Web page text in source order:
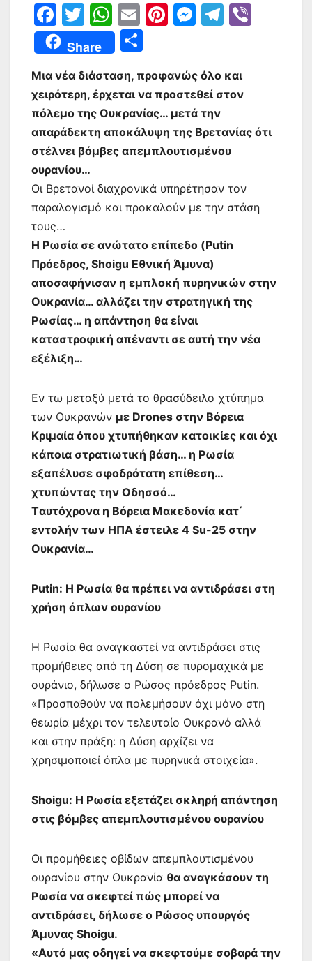
F
a
c
e
b
o
o
k
T
w
itt
er
W
h
at
s
A
p
p
E
m
ai
l
Pi
e
st
M
s
e
n
g
T
gr
a
m
Share
ρ
α
σ
τε
ε
Μια νέα διάσταση, προφανώς όλο και
χειρότερη, έρχεται να προστεθεί στον
πόλεμο της Ουκρανίας… μετά την
απαράδεκτη αποκάλυψη της Βρετανίας ότι
στέλνει βόμβες απεμπλουτισμένου
ουρανίου…
Οι Βρετανοί διαχρονικά υπηρέτησαν τον
παραλογισμό και προκαλούν με την στάση
τους…
Η Ρωσία σε ανώτατο επίπεδο (Putin
Πρόεδρος, Shoigu Εθνική Άμυνα)
αποσαφήνισαν η εμπλοκή πυρηνικών στην
Ουκρανία… αλλάζει την στρατηγική της
Ρωσίας… η απάντηση θα είναι
καταστροφική απέναντι σε αυτή την νέα
εξέλιξη…
Εν τω μεταξύ μετά το θρασύδειλο χτύπημα
των Ουκρανών με Drones στην Βόρεια
Κριμαία όπου χτυπήθηκαν κατοικίες και όχι
κάποια στρατιωτική βάση… η Ρωσία
εξαπέλυσε σφοδρότατη επίθεση…
χτυπώντας την Οδησσό…
Tαυτόχρονα η Βόρεια Μακεδονία κατ΄
εντολήν των ΗΠΑ έστειλε 4 Su-25 στην
Ουκρανία…
Putin: Η Ρωσία θα πρέπει να αντιδράσει στη
χρήση όπλων ουρανίου
Η Ρωσία θα αναγκαστεί να αντιδράσει στις
προμήθειες από τη Δύση σε πυρομαχικά με
ουράνιο, δήλωσε ο Ρώσος πρόεδρος Putin.
«Προσπαθούν να πολεμήσουν όχι μόνο στη
θεωρία μέχρι τον τελευταίο Ουκρανό αλλά
και στην πράξη: η Δύση αρχίζει να
χρησιμοποιεί όπλα με πυρηνικά στοιχεία».
Shoigu: Η Ρωσία εξετάζει σκληρή απάντηση
στις βόμβες απεμπλουτισμένου ουρανίου
Οι προμήθειες οβίδων απεμπλουτισμένου
ουρανίου στην Ουκρανία θα αναγκάσουν τη
Ρωσία να σκεφτεί πώς μπορεί να
αντιδράσει, δήλωσε ο Ρώσος υπουργός
Άμυνας Shoigu.
«Αυτό μας οδηγεί να σκεφτούμε σοβαρά την